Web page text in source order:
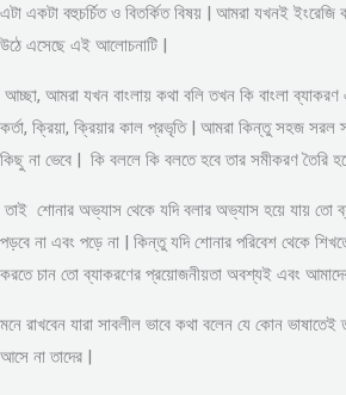
এটা একটা বহুচর্চিত ও বিতর্কিত বিষয় | আমরা যখনই
উঠে এসেছে এই আলোচনাটি |
আচ্ছা, আমরা যখন বাংলায় কথা বলি তখন কি বাংলা
কর্তা, ক্রিয়া, ক্রিয়ার কাল প্রভৃতি | আমরা কিন্তু সহজ সরল
কিছু না ভেবে | কি বললে কি বলতে হবে তার সমীকরণ তৈরি
তাই শোনার অভ্যাস থেকে যদি বলার অভ্যাস হয়ে যায় তো
পড়বে না এবং পড়ে না | কিন্তু যদি শোনার পরিবেশ থেকে
করতে চান তো ব্যাকরণের প্রয়োজনীয়তা অবশ্যই এবং
মনে রাখবেন যারা সাবলীল ভাবে কথা বলেন যে কোন
আসে না তাদের |